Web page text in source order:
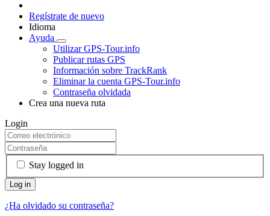
Regístrate de nuevo
Idioma
Ayuda
Utilizar GPS-Tour.info
Publicar rutas GPS
Información sobre TrackRank
Eliminar la cuenta GPS-Tour.info
Contraseña olvidada
Crea una nueva ruta
Login
Stay logged in
¿Ha olvidado su contraseña?